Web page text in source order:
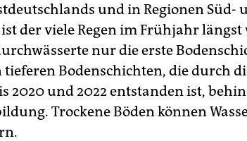
und in Regionen Süd-
der viele Regen im Frühjahr längst
nur die erste
Bodenschichten, die durch
2020 und 2022 entstanden ist,
Trockene Böden können